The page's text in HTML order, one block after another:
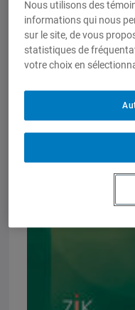
Nous utilisons des
informations qui nous
sur le site, de vous
statistiques de
votre choix en